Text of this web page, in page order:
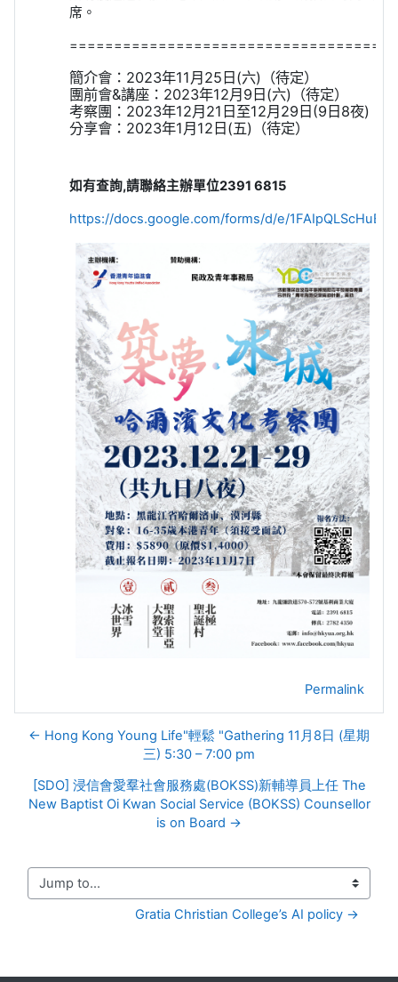
席。
簡介會： 2023年11 月25日(六) （待定）
團前會&講座： 2023年12月9日(六) （待定）
考察團： 2023年12月21 日至12月29日(9日8夜)
分享會： 2023年1 月12日(五) （待定）
如有查詢,請聯絡主辦單位2391 6815
https://docs.google.com/forms/d/e/
Permalink
← Hong Kong Young Life"輕鬆 "Gathering 11月8日 (星期
三) 5:30 – 7:00 pm
[SDO] 浸信會愛羣社會服務處(BOKSS)新輔導員上任 The
New Baptist Oi Kwan Social Service (BOKSS) Counsellor
is on Board →
Jump to...
Gratia Christian College’s AI policy →